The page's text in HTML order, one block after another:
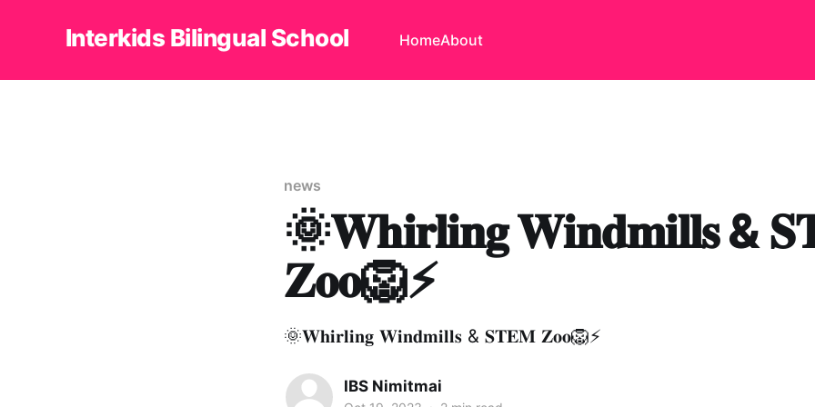
Interkids Bilingual School HomeAbout
news
🌞𝐖𝐡𝐢𝐫𝐥𝐢𝐧𝐠 𝐖𝐢𝐧𝐝𝐦𝐢𝐥𝐥𝐬 &
𝐙𝐨𝐨🦁⚡
🌞𝐖𝐡𝐢𝐫𝐥𝐢𝐧𝐠 𝐖𝐢𝐧𝐝𝐦𝐢𝐥𝐥𝐬 & 𝐒𝐓𝐄𝐌 𝐙𝐨𝐨🦁⚡
IBS Nimitmai